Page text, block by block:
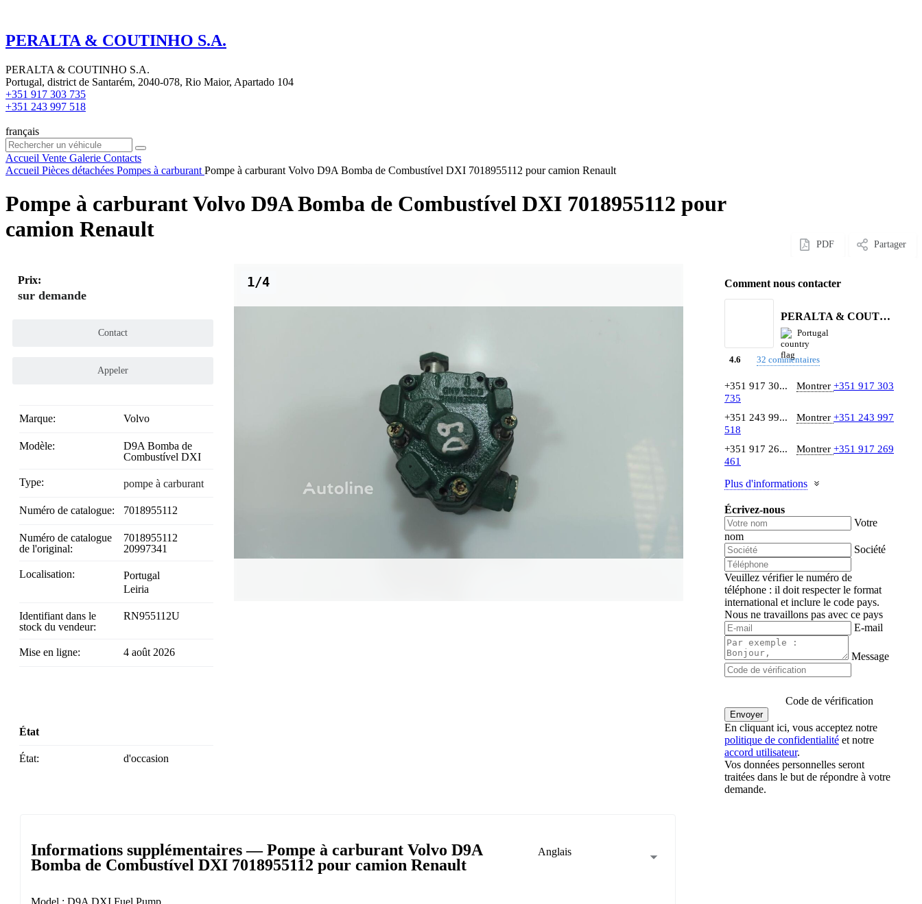
PERALTA & COUTINHO S.A.
PERALTA & COUTINHO S.A.
Portugal, district de Santarém, 2040-078, Rio Maior, Apartado 104
+351 917 303 735
+351 243 997 518
français
Accueil Vente Galerie Contacts
Accueil Pièces détachées Pompes à carburant Pompe à carburant Volvo D9A Bomba de Combustível DXI 7018955112 pour camion Renault
Pompe à carburant Volvo D9A Bomba de Combustível DXI 7018955112 pour
camion Renault
PDF Partager
1/4
Prix:
sur demande
Contact
Appeler
Marque: Volvo
Modèle:
D9A Bomba de
Combustível DXI
Type: pompe à carburant
Numéro de catalogue: 7018955112
Numéro de catalogue
de l'original:
7018955112
20997341
Localisation:
Portugal
Leiria
Identifiant dans le
stock du vendeur:
RN955112U
Mise en ligne: 4 août 2026
État
État: d'occasion
Informations supplémentaires — Pompe à carburant Volvo D9A
Bomba de Combustível DXI 7018955112 pour camion Renault
Anglais
Comment nous contacter
PERALTA & COUTINHO S.A.
Portugal
4.6 32 commentaires
+351 917 30... Montrer +351 917 303
735
+351 243 99...
Montrer +351 243 997
518
+351 917 26...
Montrer +351 917 269
461
Plus d'informations
Écrivez-nous
Votre
nom
Société
Veuillez vérifier le numéro de
téléphone : il doit respecter le format
international et inclure le code pays.
Nous ne travaillons pas avec ce pays
E-mail
Message
Code de vérification
En cliquant ici, vous acceptez notre
politique de confidentialité et notre
accord utilisateur.
Vos données personnelles seront
traitées dans le but de répondre à votre
demande.